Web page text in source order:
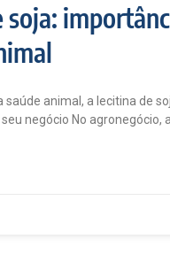
soja:
saúde animal, a lecitina de
negócio No agronegócio,